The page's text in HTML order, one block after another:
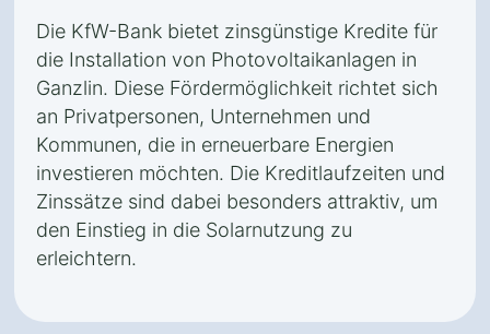
Die KfW-Bank bietet zinsgünstige Kredite für
die Installation von Photovoltaikanlagen in
Ganzlin. Diese Fördermöglichkeit richtet sich
an Privatpersonen, Unternehmen und
Kommunen, die in erneuerbare Energien
investieren möchten. Die Kreditlaufzeiten und
Zinssätze sind dabei besonders attraktiv, um
den Einstieg in die Solarnutzung zu
erleichtern.